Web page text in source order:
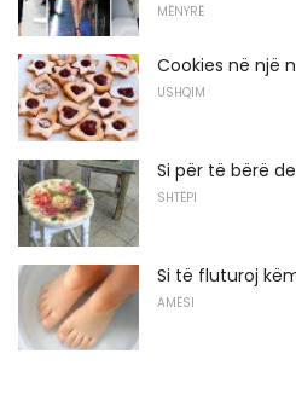
MËNYRË
Cookies në një
USHQIM
Si për të bërë
SHTËPI
Si të fluturoj
AMËSI